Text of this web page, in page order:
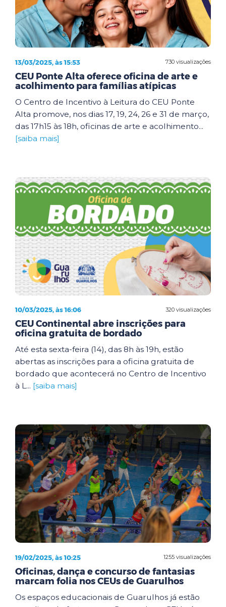
730 visualizações
13/03/2025, às 15:53
CEU Ponte Alta oferece oficina de arte e
acolhimento para famílias atípicas
O Centro de Incentivo à Leitura do CEU Ponte
Alta promove, nos dias 17, 19, 24, 26 e 31 de março,
das 17h15 às 18h, oficinas de arte e acolhimento...
[saiba mais]
320 visualizações
10/03/2025, às 16:06
CEU Continental abre inscrições para
oficina gratuita de bordado
Até esta sexta-feira (14), das 8h às 19h, estão
abertas as inscrições para a oficina gratuita de
bordado que acontecerá no Centro de Incentivo
à L... [saiba mais]
1255 visualizações
19/02/2025, às 10:25
Oficinas, dança e concurso de fantasias
marcam folia nos CEUs de Guarulhos
Os espaços educacionais de Guarulhos já estão